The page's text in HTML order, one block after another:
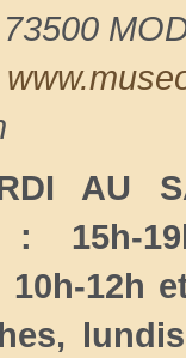
AU
: 15h-
12h